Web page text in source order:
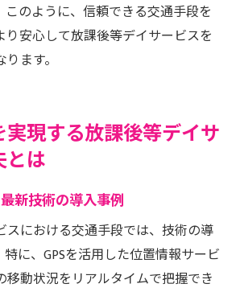
のように、信頼できる交通手段を
り安心して放課後等デイサービスを
ます。
現する放課後等デイサ
とは
新技術の導入事例
スにおける交通手段では、技術の導
に、GPSを活用した位置情報サービ
移動状況をリアルタイムで把握でき